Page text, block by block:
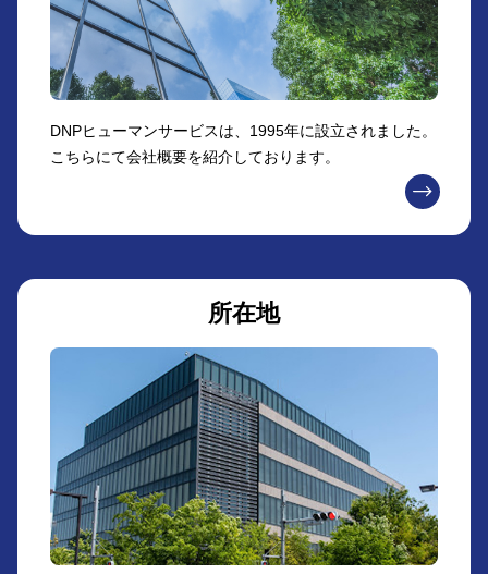
DNPヒューマンサービスは、1995年に設立されました。
こちらにて会社概要を紹介しております。
所在地